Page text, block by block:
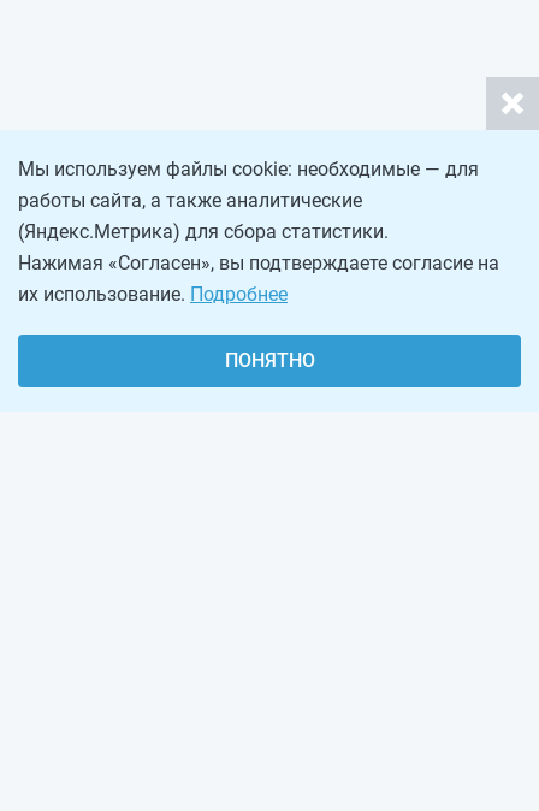
Мы используем файлы cookie: необходимые — для
работы сайта, а также аналитические
(Яндекс.Метрика) для сбора статистики.
Нажимая «Согласен», вы подтверждаете согласие на
их использование. Подробнее
ПОНЯТНО